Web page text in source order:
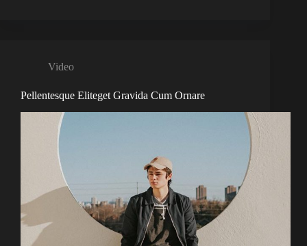
Video
Pellentesque Eliteget Gravida Cum Ornare